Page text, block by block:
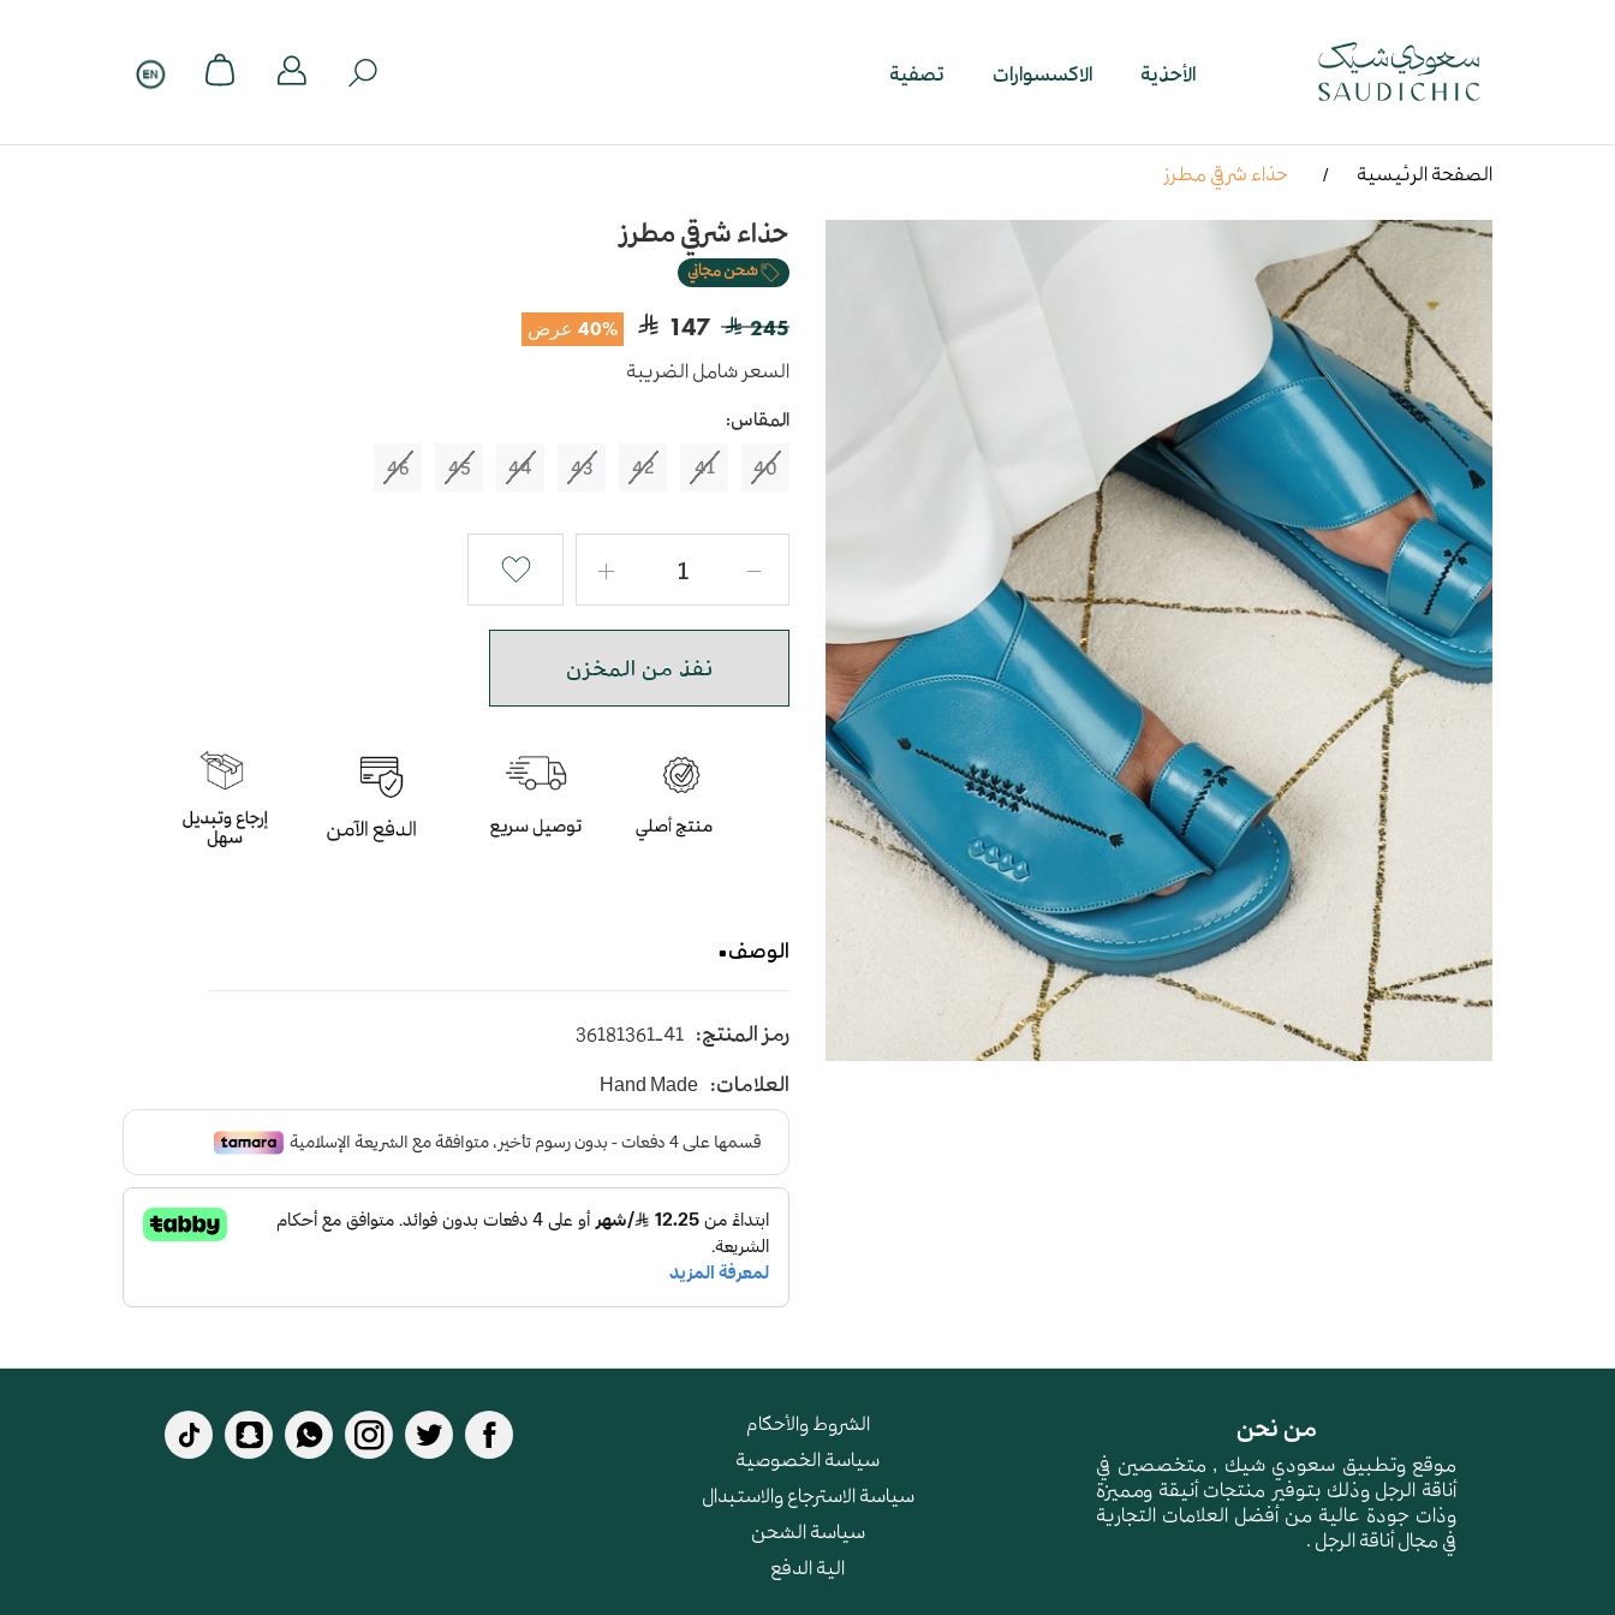
الأحذية الاكسسوارات تصفية
الصفحة الرئيسية حذاء شرقي مطرز
حذاء شرقي مطرز
شحن مجاني
245
147 40% عرض
السعر شامل الضريبة
المقاس:
40
41
42
43
44
45
46
نفذ من المخزن
الوصف
و مشط الحذاء باللون السماوي
و أرضية اسفنجية عالية الجودة لتعطي شعور بالراحة أثناء المشي
رمز المنتج: 36181361-41
العلامات: Hand Made
من نحن
موقع وتطبيق سعودي شيك , متخصصين في
أناقة الرجل وذلك بتوفير منتجات أنيقة ومميزة
وذات جودة عالية من أفضل العلامات التجارية
في مجال أناقة الرجل .
الشروط والأحكام
سياسة الخصوصية
سياسة الاسترجاع والاستبدال
سياسة الشحن
الية الدفع